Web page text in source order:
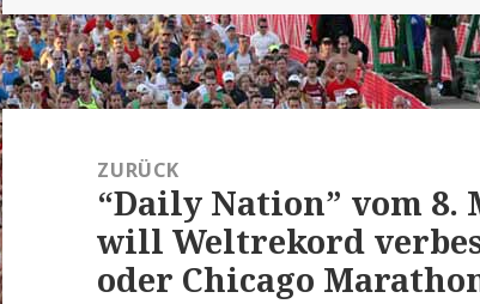
Beitrags-
NavigationZURÜCK
Vorheriger
Beitrag:
“Daily Nation” vom 8.
will Weltrekord
oder Chicago